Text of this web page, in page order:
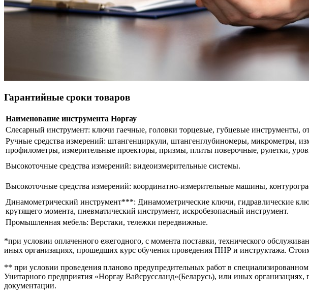
Гарантийные сроки товаров
Наименование инструмента Норгау
Слесарный инструмент: ключи гаечные, головки торцевые, губцевые инструменты,
Ручные средства измерений: штангенциркули, штангенглубиномеры, микрометры,
профилометры, измерительные проекторы, призмы, плиты поверочные, рулетки,
Высокоточные средства измерений: видеоизмерительные системы.
Высокоточные средства измерений: координатно-измерительные машины,
Динамометрический инструмент***: Динамометрические ключи, гидравлические
крутящего момента, пневматический инструмент, искробезопасный инструмент.
Промышленная мебель: Верстаки, тележки передвижные.
*при условии оплаченного ежегодного, с момента поставки, технического
иных организациях, прошедших курс обучения проведения ПНР и инструктажа.
** при условии проведения планово предупредительных работ в
Унитарного предприятия «Норгау Вайсруссланд»(Беларусь), или иных
документации.